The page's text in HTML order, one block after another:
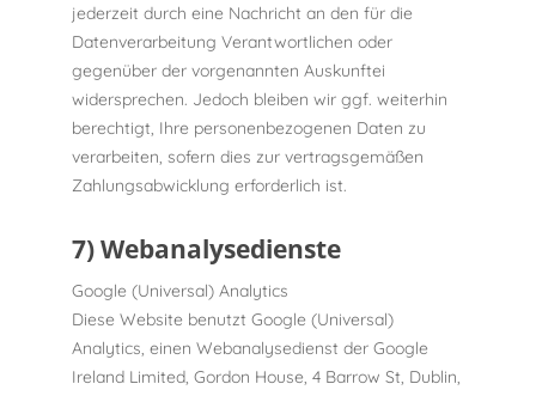
jederzeit durch eine Nachricht an den für die
Datenverarbeitung Verantwortlichen oder
gegenüber der vorgenannten Auskunftei
widersprechen. Jedoch bleiben wir ggf. weiterhin
berechtigt, Ihre personenbezogenen Daten zu
verarbeiten, sofern dies zur vertragsgemäßen
Zahlungsabwicklung erforderlich ist.
7) Webanalysedienste
Google (Universal) Analytics
Diese Website benutzt Google (Universal)
Analytics, einen Webanalysedienst der Google
Ireland Limited, Gordon House, 4 Barrow St, Dublin,